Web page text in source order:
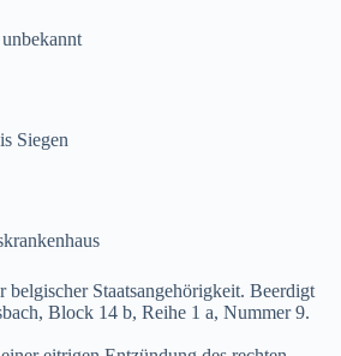
unbekannt
Siegen
belgischer Staatsangehörigkeit. Beerdigt
Block 14 b, Reihe 1 a, Nummer 9.